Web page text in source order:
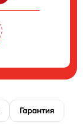
Гарантия